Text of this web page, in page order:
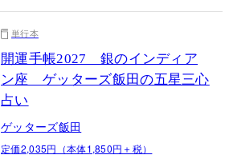
単行本
開運手帳2027 銀のインディア
ン座 ゲッターズ飯田の五星三心
占い
ゲッターズ飯田
定価2,035円（本体1,850円＋税）